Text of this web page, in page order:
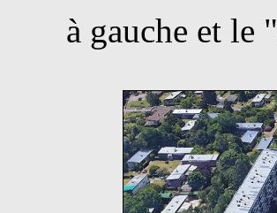
à gauche et le "